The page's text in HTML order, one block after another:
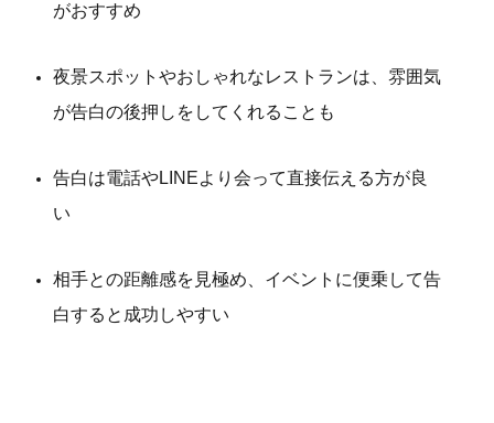
がおすすめ
夜景スポットやおしゃれなレストランは、雰囲気
が告白の後押しをしてくれることも
告白は電話やLINEより会って直接伝える方が良
い
相手との距離感を見極め、イベントに便乗して告
白すると成功しやすい